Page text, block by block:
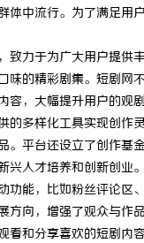
体中流行。为了满足
致力于为广大用户提
味的精彩剧集。短剧
容，大幅提升用户的观
的多样化工具实现创
。平台还设立了创作
兴人才培养和创新创业
功能，比如粉丝评论
方向，增强了观众与
看和分享喜欢的短剧内